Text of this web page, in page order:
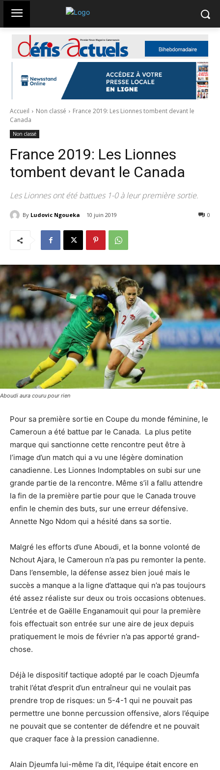
Accueil Non classé
France 2019: Les Lionnes tombent devant le
Canada
Non classé
France 2019: Les Lionnes
tombent devant le Canada
Les Lionnes ont été battues 1-0 à leur première sortie.
By Ludovic Ngoueka 10 juin 2019 0
Aboudi aura couru pour rien
Pour sa première sortie en Coupe du monde féminine, le
Cameroun a été battue par le Canada. La plus petite
marque qui sanctionne cette rencontre peut être à
l’image d’un match qui a vu une légère domination
canadienne. Les Lionnes Indomptables on subi sur une
grande partie de la rencontre. Même s’il a fallu attendre
la fin de la première partie pour que le Canada trouve
enfin le chemin des buts, sur une erreur défensive.
Annette Ngo Ndom qui a hésité dans sa sortie.
Malgré les efforts d’une Aboudi, et la bonne volonté de
Nchout Ajara, le Cameroun n’a pas pu remonter la pente.
Dans l’ensemble, la défense assez bien joué mais le
succès a manque a la ligne d’attaque qui n’a pas toujours
été assez réaliste sur deux ou trois occasions obtenues.
L’entrée et de Gaëlle Enganamouit qui pour la première
fois effectuait son entrée sur une aire de jeux depuis
pratiquement le mois de février n’a pas apporté grand-
chose.
Déjà le dispositif tactique adopté par le coach Djeumfa
trahit l’état d’esprit d’un entraîneur qui ne voulait pas
prendre trop de risques: un 5-4-1 qui ne pouvait pas
permettre une bonne percussion offensive, alors l’équipe
ne pouvait que se contenter de défendre et ne pouvait
que craquer face à la pression canadienne.
Alain Djeumfa lui-même l’a dit, l’équipe était encore en